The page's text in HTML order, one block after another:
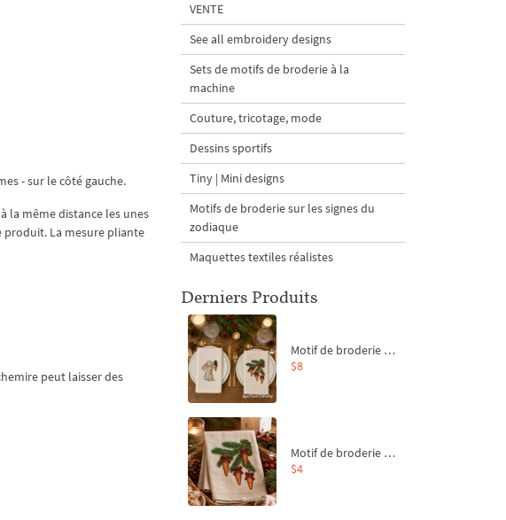
- sur le côté gauche.
la même distance les unes
produit. La mesure pliante
peut laisser des
VENTE
See all embroidery designs
Sets de motifs de broderie à la
machine
Couture, tricotage, mode
Dessins sportifs
Tiny | Mini designs
Motifs de broderie sur les signes du
zodiaque
Maquettes textiles réalistes
Derniers Produits
Motif de broderie machine Branche de sapin et carottes - 4 tailles
$8
Motif de broderie machine Branche de sapin et carottes - 4 tailles
$4